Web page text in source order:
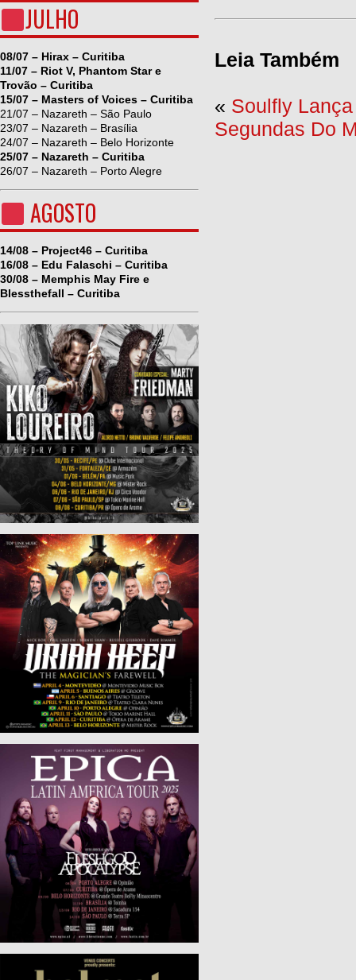
JULHO
08/07 – Hirax – Curitiba
11/07 – Riot V, Phantom Star e
Trovão – Curitiba
15/07 – Masters of Voices – Curitiba
21/07 – Nazareth – São Paulo
23/07 – Nazareth – Brasília
24/07 – Nazareth – Belo Horizonte
25/07 – Nazareth – Curitiba
26/07 – Nazareth – Porto Alegre
AGOSTO
14/08 – Project46 – Curitiba
16/08 – Edu Falaschi – Curitiba
30/08 – Memphis May Fire e
Blessthefall – Curitiba
Leia Também
« Soulfly
Segundas Do